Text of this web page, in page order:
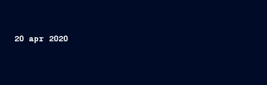
20 apr 2020